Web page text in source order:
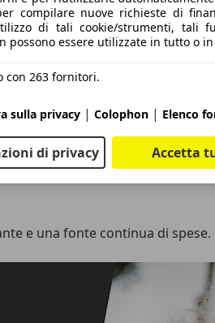
compilare nuove richieste di
di tali cookie/strumenti, tali
possono essere utilizzate in tutto o
con 263 fornitori.
sulla privacy | Colophon | Elenco
di privacy Accetta
e una fonte continua di spese.